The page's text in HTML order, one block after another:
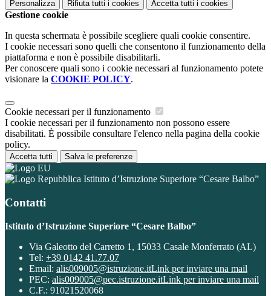
Personalizza Rifiuta tutti i cookies Accetta tutti i cookies
Gestione cookie
In questa schermata è possibile scegliere quali cookie consentire.
I cookie necessari sono quelli che consentono il funzionamento della
piattaforma e non è possibile disabilitarli.
Per conoscere quali sono i cookie necessari al funzionamento potete
visionare la COOKIE POLICY.
Cookie necessari per il funzionamento
I cookie necessari per il funzionamento non possono essere
disabilitati. È possibile consultare l'elenco nella pagina della cookie
policy.
Accetta tutti Salva le preferenze
Istituto d’Istruzione Superiore “Cesare Balbo”
Contatti
Istituto d’Istruzione Superiore “Cesare Balbo”
Via Galeotto del Carretto 1, 15033 Casale Monferrato (AL)
Tel: +39 0142 41.77.07
Email: alis009005@istruzione.itLink per inviare una mail
PEC: alis009005@pec.istruzione.itLink per inviare una mail
C.F.: 91021520068